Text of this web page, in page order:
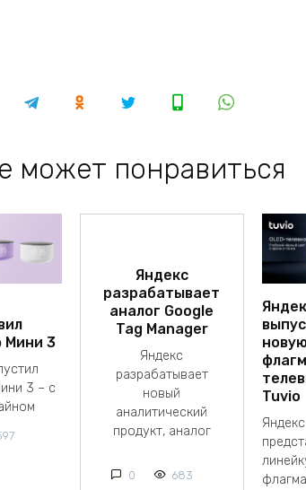
может понравиться
Мини 3
3 – с
Яндекс
разрабатывает
аналог Google
Tag Manager
Яндекс
разрабатывает
новый
аналитический
продукт, аналог
0 683
Tuvio